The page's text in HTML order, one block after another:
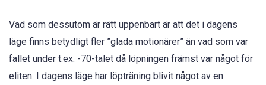
Vad som dessutom är rätt uppenbart är att det i dagens
läge finns betydligt fler ”glada motionärer” än vad som var
fallet under t.ex. -70-talet då löpningen främst var något för
eliten. I dagens läge har löpträning blivit något av en